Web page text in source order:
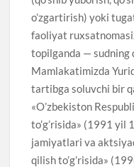
o’zgartirish) yoki
faoliyat
topilganda — sudning
Mamlakatimizda
tartibga soluvchi bir
«O’zbekiston
to’g’risida» (1991 yil
jamiyatlari va
qilish to’g’risida»